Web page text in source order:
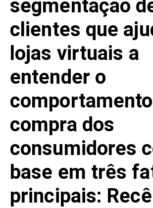
segmentação
clientes que
lojas virtuais a
entender o
compra dos
consumidores
base em três
principais: